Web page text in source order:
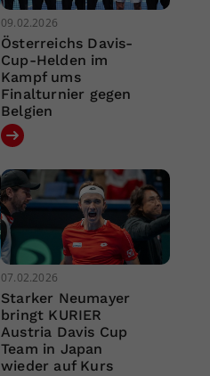
09.02.2026
Österreichs Davis-
Cup-Helden im
Kampf ums
Finalturnier gegen
Belgien
07.02.2026
Starker Neumayer
bringt KURIER
Austria Davis Cup
Team in Japan
wieder auf Kurs